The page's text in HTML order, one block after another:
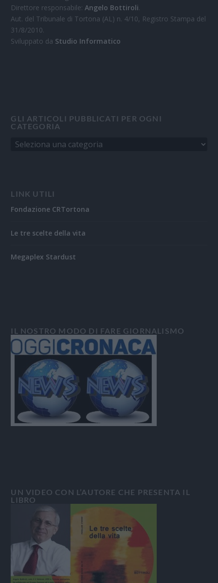
Direttore responsabile:Angelo Bottiroli.
Aut. del Tribunale di Tortona (AL) n. 4/10, Registro Stampa del
31/8/2010.
Sviluppato da Studio Informatico
GLI ARTICOLI PUBBLICATI PER OGNI
CATEGORIA
LINK UTILI
Fondazione CRTortona
Le tre scelte della vita
Megaplex Stardust
IL NOSTRO MODO DI FARE GIORNALISMO
UN VIDEO CON L’AUTORE CHE PRESENTA IL
LIBRO